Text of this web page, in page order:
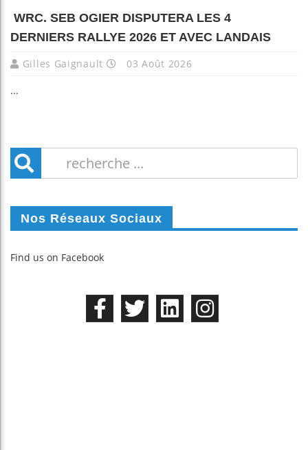
WRC. SEB OGIER DISPUTERA LES 4
DERNIERS RALLYE 2026 ET AVEC LANDAIS
Gilles Gaignault 03 Août 2026
...
Nos Réseaux Sociaux
Find us on Facebook